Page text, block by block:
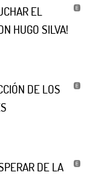
EL
HUGO SILVA!
DE LOS
DE LA